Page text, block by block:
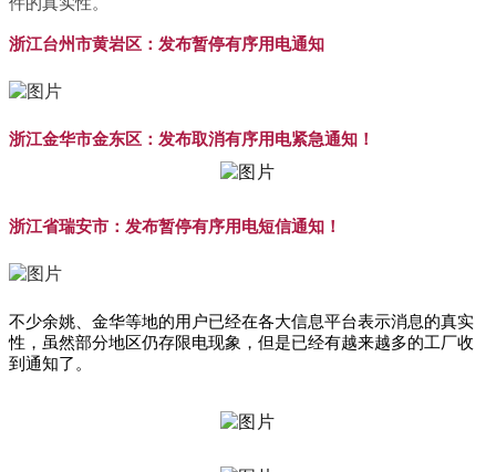
浙江台州市黄岩区：发布暂停有序用电通知
浙江金华市金东区：发布取消有序用电紧急通知！
浙江省瑞安市：发布暂停有序用电短信通知！
不少余姚、金华等地的用户已经在各大信息平台表示消息的真实
性，虽然部分地区仍存限电现象，但是已经有越来越多的工厂收
到通知了。